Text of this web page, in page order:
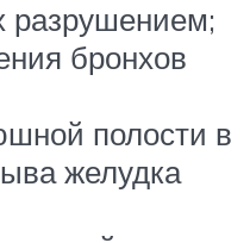
разрушением;
бронхов
полости в
желудка